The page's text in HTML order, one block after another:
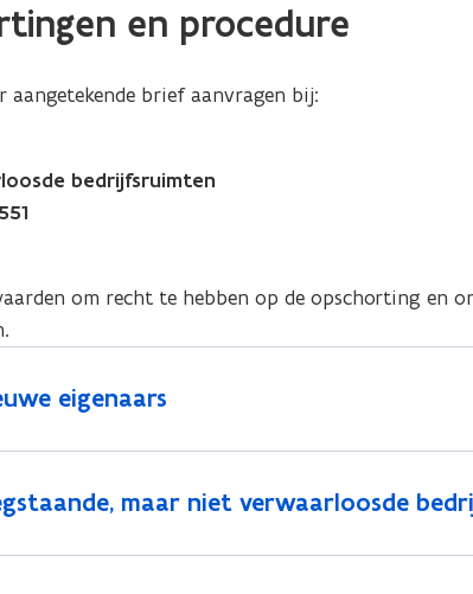
en procedure
brief aanvragen bij:
bedrijfsruimten
om recht te hebben op de opschorting en
eigenaars
maar niet verwaarloosde